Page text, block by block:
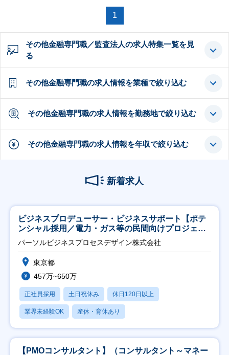
1
その他金融専門職／監査法人の求人特集一覧を見
る
その他金融専門職の求人情報を業種で絞り込む
その他金融専門職の求人情報を勤務地で絞り込む
その他金融専門職の求人情報を年収で絞り込む
新着求人
ビジネスプロデューサー・ビジネスサポート【ポテ
ンシャル採用／電力・ガス等の民間向けプロジェク
ト推進】
パーソルビジネスプロセスデザイン株式会社
東京都
457万~650万
正社員採用 土日祝休み 休日120日以上
業界未経験OK 産休・育休あり
【PMOコンサルタント】（コンサルタント～マネー